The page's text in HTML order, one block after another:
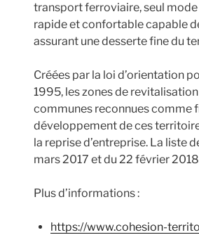
transport ferroviaire, seul
rapide et confortable capable
assurant une desserte fine du
Créées par la loi d’orientation
1995, les zones de
communes reconnues comme
développement de ces
la reprise d’entreprise. La liste
mars 2017 et du 22 février
Plus d’informations :
https://www.cohesion-